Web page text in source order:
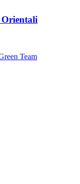
Orientali
Team